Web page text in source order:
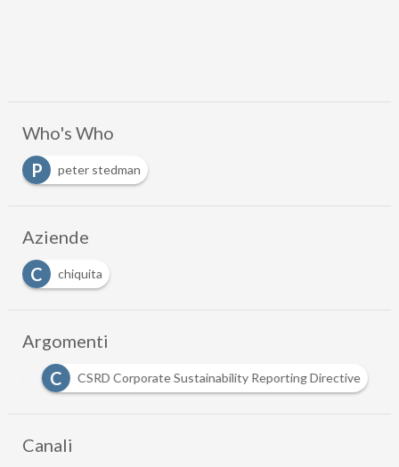
Who's Who
P
peter stedman
Aziende
C
chiquita
Argomenti
C
CSRD Corporate Sustainability Reporting Directive
Canali